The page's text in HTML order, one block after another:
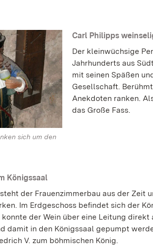
sich um den
Carl Philipps
Der kleinwüchsige
Jahrhunderts aus
mit seinen Späßen
Gesellschaft.
Anekdoten ranken.
das Große Fass.
Königssaal
der Frauenzimmerbau aus der Zeit
Im Erdgeschoss befindet sich der
der Wein über eine Leitung
damit in den Königssaal gepumpt
V. zum böhmischen König.